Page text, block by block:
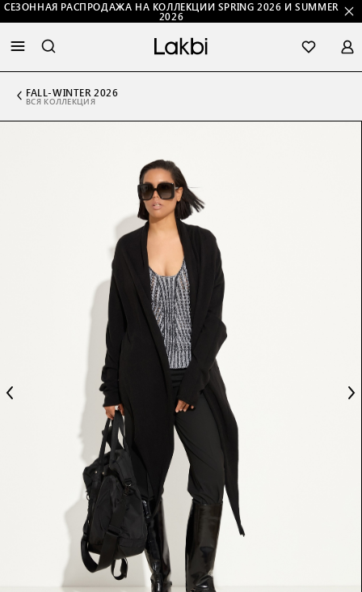
СЕЗОННАЯ РАСПРОДАЖА НА КОЛЛЕКЦИИ SPRING 2026 И SUMMER
2026
FALL-WINTER 2026
ВСЯ КОЛЛЕКЦИЯ